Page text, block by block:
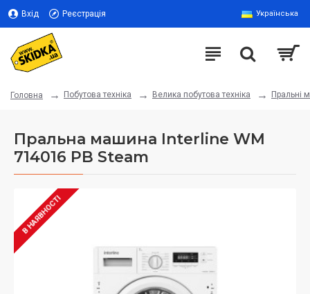
Вхід Реєстрація Українська
Головна Побутова техніка Велика побутова техніка Пральні
Пральна машина Interline WM
714016 PB Steam
В НАЯВНОСТІ